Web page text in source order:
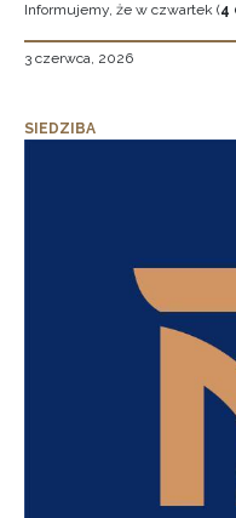
Informujemy, że w czwartek (4
3 czerwca, 2026
SIEDZIBA